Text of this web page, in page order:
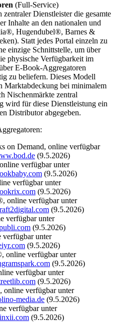
(Full-Service)
Dienstleister die gesamte
Inhalte an den nationalen und
Hugendubel®, Barnes &
Statt jedes Portal einzeln zu
einzige Schnittstelle, um über
physische Verfügbarkeit im
E-Book-Aggregatoren
zu beliefern. Dieses Modell
Marktabdeckung bei minimalem
Nischenmärkte zentral
wird für diese Dienstleistung ein
Distributor abgegeben.
on Demand, online verfügbar
(9.5.2026)
verfügbar unter
(9.5.2026)
verfügbar unter
(9.5.2026)
online verfügbar unter
(9.5.2026)
verfügbar unter
(9.5.2026)
unter
(9.5.2026)
online verfügbar unter
(9.5.2026)
verfügbar unter
(9.5.2026)
online verfügbar unter
media.de (9.5.2026)
verfügbar unter
(9.5.2026)